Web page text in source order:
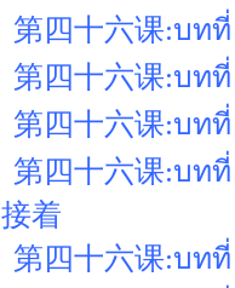
第四十六课:บท
第四十六课:บท
第四十六课:บท
第四十六课:บท
接着
第四十六课:บท